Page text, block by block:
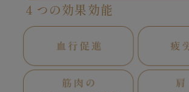
４つの効果効能